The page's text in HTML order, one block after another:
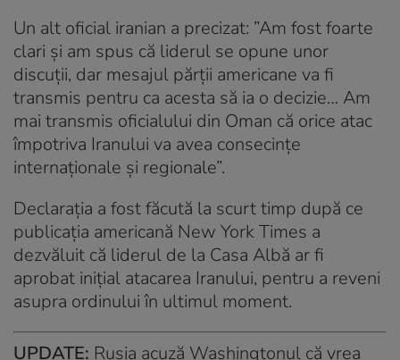
Un alt oficial iranian a precizat: ”Am fost foarte
clari și am spus că liderul se opune unor
discuții, dar mesajul părții americane va fi
transmis pentru ca acesta să ia o decizie… Am
mai transmis oficialului din Oman că orice atac
împotriva Iranului va avea consecințe
internaționale și regionale”.
Declarația a fost făcută la scurt timp după ce
publicația americană New York Times a
dezvăluit că liderul de la Casa Albă ar fi
aprobat inițial atacarea Iranului, pentru a reveni
asupra ordinului în ultimul moment.
UPDATE: Rusia acuză Washingtonul că vrea